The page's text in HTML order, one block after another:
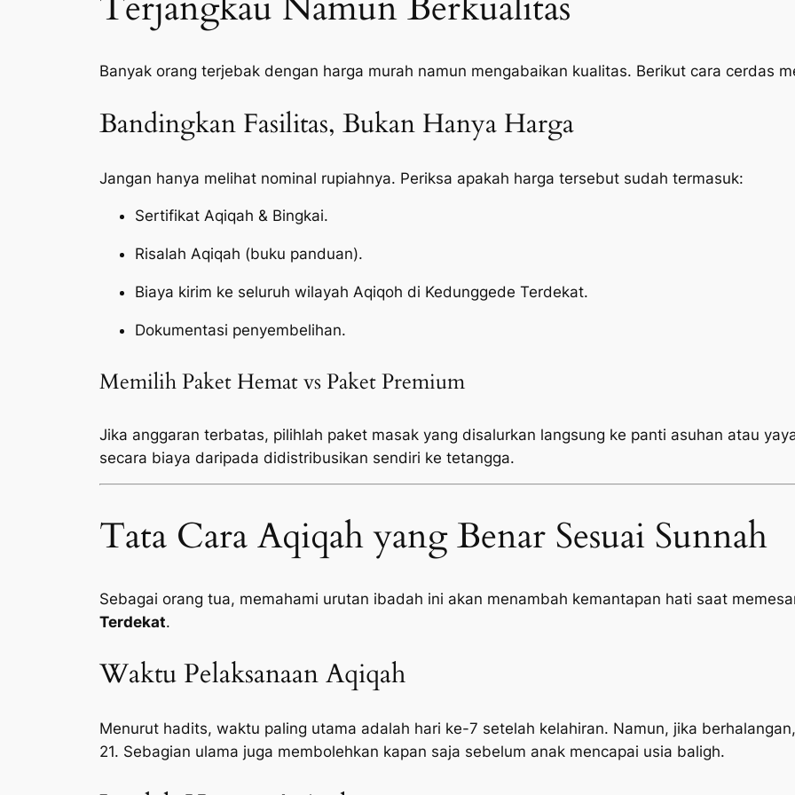
Banyak orang terjebak dengan harga murah namun mengabaikan kualitas. Berikut cara cerdas
Bandingkan Fasilitas, Bukan Hanya Harga
Jangan hanya melihat nominal rupiahnya. Periksa apakah harga tersebut sudah termasuk:
Sertifikat Aqiqah & Bingkai.
Risalah Aqiqah (buku panduan).
Biaya kirim ke seluruh wilayah Aqiqoh di Kedunggede Terdekat.
Dokumentasi penyembelihan.
Memilih Paket Hemat vs Paket Premium
Jika anggaran terbatas, pilihlah paket masak yang disalurkan langsung ke panti asuhan atau
secara biaya daripada didistribusikan sendiri ke tetangga.
Tata Cara Aqiqah yang Benar Sesuai Sunnah
Sebagai orang tua, memahami urutan ibadah ini akan menambah kemantapan hati saat
Terdekat.
Waktu Pelaksanaan Aqiqah
Menurut hadits, waktu paling utama adalah hari ke-7 setelah kelahiran. Namun, jika
21. Sebagian ulama juga membolehkan kapan saja sebelum anak mencapai usia baligh.